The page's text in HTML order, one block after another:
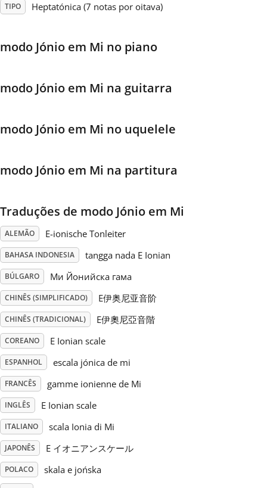
한국어
हिन्दी
Italiano
日本語
Polski
Português
Svenska
Tiếng Việt
Türkçe
繁體中文
TIPO Heptatónica (7 notas por oitava)
modo Jónio em Mi no piano
modo Jónio em Mi na guitarra
modo Jónio em Mi no uquelele
modo Jónio em Mi na partitura
Traduções de modo Jónio em Mi
ALEMÃO E-ionische Tonleiter
BAHASA INDONESIA tangga nada E Ionian
BÚLGARO Ми Йонийска гама
CHINÊS (SIMPLIFICADO) E伊奥尼亚音阶
CHINÊS (TRADICIONAL) E伊奧尼亞音階
COREANO E Ionian scale
ESPANHOL escala jónica de mi
FRANCÊS gamme ionienne de Mi
INGLÊS E Ionian scale
ITALIANO scala Ionia di Mi
JAPONÊS E イオニアンスケール
POLACO skala e jońska